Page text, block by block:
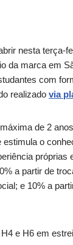
nesta terça-
da marca em
com
realizado via
de 2
estimula o
próprias
a partir de
e 10% a
e H6 em